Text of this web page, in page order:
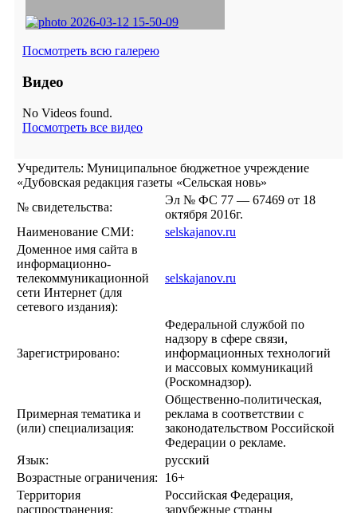
Посмотреть всю галерею
Видео
No Videos found.
Посмотреть все видео
Учредитель: Муниципальное бюджетное учреждение
«Дубовская редакция газеты «Сельская новь»
№ свидетельства:
Эл № ФС 77 — 67469 от 18
октября 2016г.
Наименование СМИ:
selskajanov.ru
Доменное имя сайта в
информационно-
телекоммуникационной
сети Интернет (для
сетевого издания):
selskajanov.ru
Зарегистрировано:
Федеральной службой по
надзору в сфере связи,
информационных технологий
и массовых коммуникаций
(Роскомнадзор).
Примерная тематика и
(или) специализация:
Общественно-политическая,
реклама в соответствии с
законодательством Российской
Федерации о рекламе.
Язык:
русский
Возрастные ограничения:
16+
Территория
распространения:
Российская Федерация,
зарубежные страны